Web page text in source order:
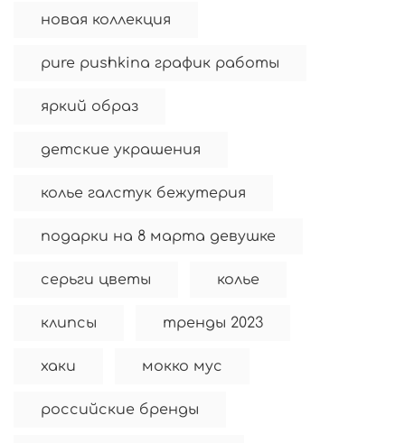
новая коллекция
pure pushkina график работы
яркий образ
детские украшения
колье галстук бежутерия
подарки на 8 марта девушке
серьги цветы колье
клипсы тренды 2023
хаки мокко мус
российские бренды